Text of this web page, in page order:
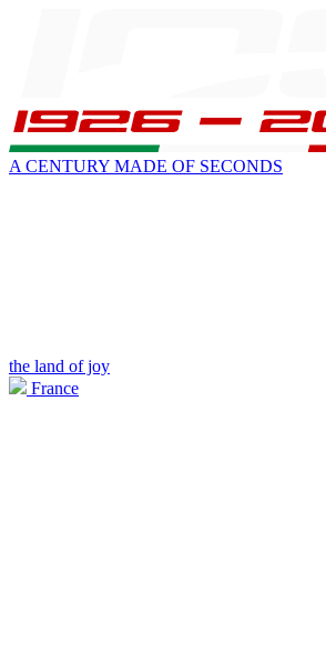
A CENTURY MADE OF SECONDS
the land of joy
France